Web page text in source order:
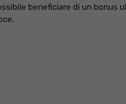
beneficiare di un bonus